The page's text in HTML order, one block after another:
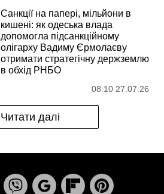
Санкції на папері, мільйони в
кишені: як одеська влада
допомогла підсанкційному
олігарху Вадиму Єрмолаєву
отримати стратегічну держземлю
в обхід РНБО
08:10 27.07.26
Читати далі